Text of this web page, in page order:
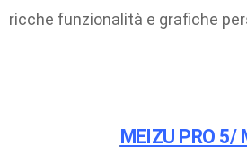
ricche funzionalità e grafiche
MEIZU PRO 5/